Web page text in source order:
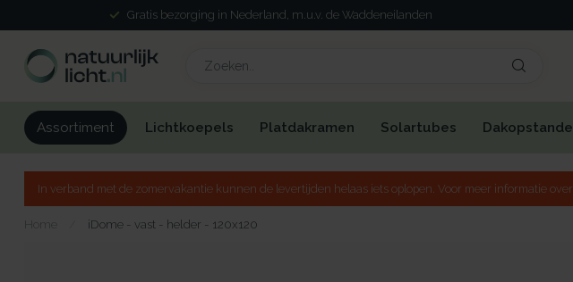
Gratis bezorging in Nederland, m.u.v. de Waddeneilanden
Assortiment Lichtkoepels Platdakramen Solartubes
In verband met de zomervakantie kunnen de levertijden helaas iets oplopen. Voor meer informatie
Home iDome - vast - helder - 120x120